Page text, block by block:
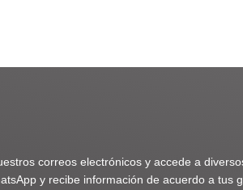
correos electrónicos y accede a
y recibe información de acuerdo a tus